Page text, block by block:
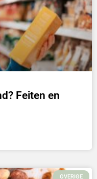
Feiten en
OVERIGE